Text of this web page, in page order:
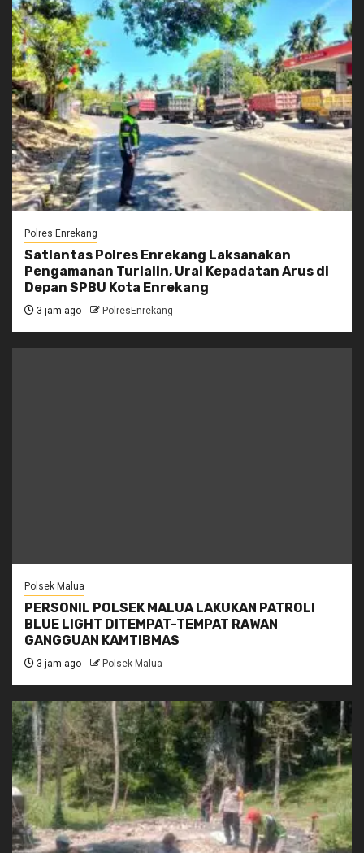
Polres Enrekang
Satlantas Polres Enrekang Laksanakan
Pengamanan Turlalin, Urai Kepadatan Arus di
Depan SPBU Kota Enrekang
3 jam ago PolresEnrekang
Polsek Malua
PERSONIL POLSEK MALUA LAKUKAN PATROLI
BLUE LIGHT DITEMPAT-TEMPAT RAWAN
GANGGUAN KAMTIBMAS
3 jam ago Polsek Malua